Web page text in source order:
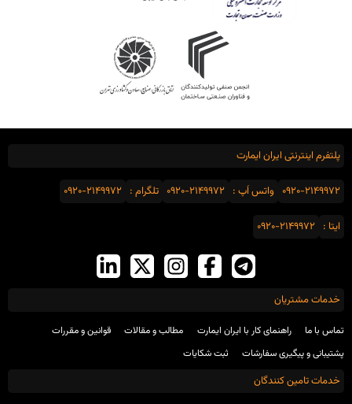
پلتفرم اینترنتی ایران ایمارت
0920-2149972 واتس اَپ : 0920-2149972 تلگرام : 0920-2149972
ایتا : 0920-2149972
خدمات مشتریان
تماس با ما راهنمای کار با ایران ایمارت مطالب و مقالات
قوانین و مقررات
پشتیبانی و پیگیری سفارشات
ثبت شکایات
خدمات تامین کنندگان